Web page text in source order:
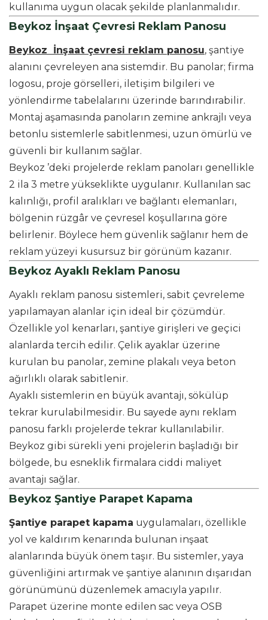
kullanıma uygun olacak şekilde planlanmalıdır.
Beykoz İnşaat Çevresi Reklam Panosu
Beykoz İnşaat çevresi reklam panosu, şantiye
alanını çevreleyen ana sistemdir. Bu panolar; firma
logosu, proje görselleri, iletişim bilgileri ve
yönlendirme tabelalarını üzerinde barındırabilir.
Montaj aşamasında panoların zemine ankrajlı veya
betonlu sistemlerle sabitlenmesi, uzun ömürlü ve
güvenli bir kullanım sağlar.
Beykoz ’deki projelerde reklam panoları genellikle
2 ila 3 metre yükseklikte uygulanır. Kullanılan sac
kalınlığı, profil aralıkları ve bağlantı elemanları,
bölgenin rüzgâr ve çevresel koşullarına göre
belirlenir. Böylece hem güvenlik sağlanır hem de
reklam yüzeyi kusursuz bir görünüm kazanır.
Beykoz Ayaklı Reklam Panosu
Ayaklı reklam panosu sistemleri, sabit çevreleme
yapılamayan alanlar için ideal bir çözümdür.
Özellikle yol kenarları, şantiye girişleri ve geçici
alanlarda tercih edilir. Çelik ayaklar üzerine
kurulan bu panolar, zemine plakalı veya beton
ağırlıklı olarak sabitlenir.
Ayaklı sistemlerin en büyük avantajı, sökülüp
tekrar kurulabilmesidir. Bu sayede aynı reklam
panosu farklı projelerde tekrar kullanılabilir.
Beykoz gibi sürekli yeni projelerin başladığı bir
bölgede, bu esneklik firmalara ciddi maliyet
avantajı sağlar.
Beykoz Şantiye Parapet Kapama
Şantiye parapet kapama uygulamaları, özellikle
yol ve kaldırım kenarında bulunan inşaat
alanlarında büyük önem taşır. Bu sistemler, yaya
güvenliğini artırmak ve şantiye alanının dışarıdan
görünümünü düzenlemek amacıyla yapılır.
Parapet üzerine monte edilen sac veya OSB